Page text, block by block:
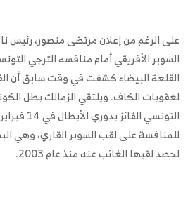
على الرغم من إعلان مرتضى منصور، رئيس
السوبر الأفريقي أمام منافسه الترجي
القلعة البيضاء كشفت في وقت سابق أن
لعقوبات الكاف. ويلتقي الزمالك بطل
التونسي
للمنافسة على لقب السوبر القاري، وهي
لحصد لقبها الغائب عنه منذ عام 2003.